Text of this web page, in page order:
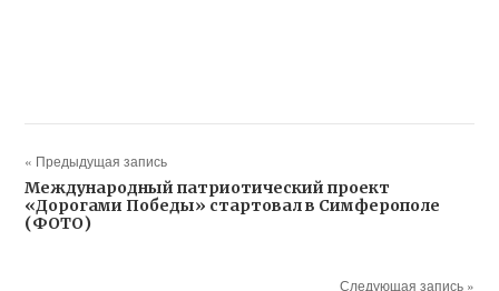
« Предыдущая запись
Международный патриотический проект
«Дорогами Победы» стартовал в Симферополе
(ФОТО)
Следующая запись »